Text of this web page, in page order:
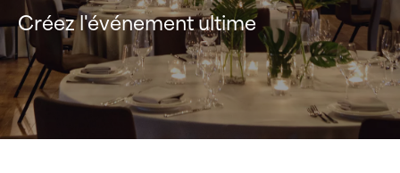
Créez l'événement ultime